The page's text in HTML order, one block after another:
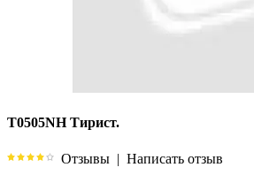
T0505NH Тирист.
Отзывы | Написать отзыв